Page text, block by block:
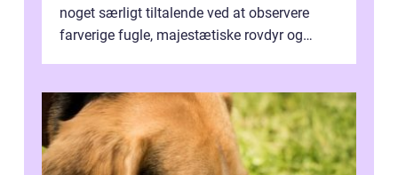
noget særligt tiltalende ved at observere
farverige fugle, majestætiske rovdyr og